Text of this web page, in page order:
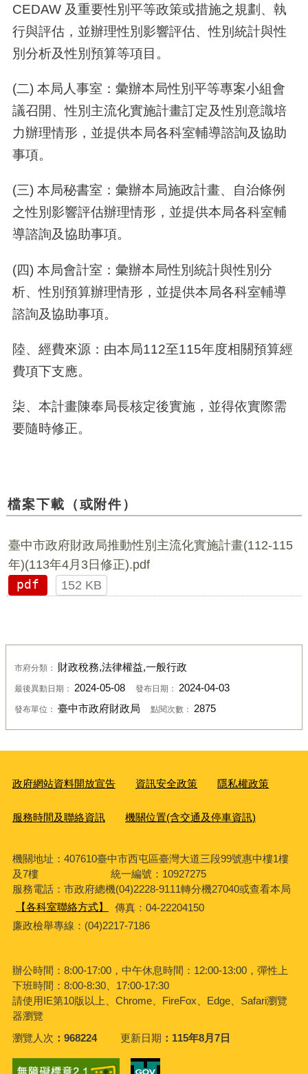
CEDAW 及重要性別平等政策或措施之規劃、執
行與評估，並辦理性別影響評估、性別統計與性
別分析及性別預算等項目。
(二) 本局人事室：彙辦本局性別平等專案小組會
議召開、性別主流化實施計畫訂定及性別意識培
力辦理情形，並提供本局各科室輔導諮詢及協助
事項。
(三) 本局秘書室：彙辦本局施政計畫、自治條例
之性別影響評估辦理情形，並提供本局各科室輔
導諮詢及協助事項。
(四) 本局會計室：彙辦本局性別統計與性別分
析、性別預算辦理情形，並提供本局各科室輔導
諮詢及協助事項。
陸、經費來源：由本局112至115年度相關預算經
費項下支應。
柒、本計畫陳奉局長核定後實施，並得依實際需
要隨時修正。
檔案下載（或附件）
臺中市政府財政局推動性別主流化實施計畫(112-115
年)(113年4月3日修正).pdf
pdf
152 KB
市府分類： 財政稅務,法律權益,一般行政
最後異動日期： 2024-05-08 發布日期： 2024-04-03
發布單位： 臺中市政府財政局 點閱次數： 2875
政府網站資料開放宣告 資訊安全政策 隱私權政策
服務時間及聯絡資訊 機關位置(含交通及停車資訊)
機關地址：407610臺中市西屯區臺灣大道三段99號惠中樓1樓
及7樓 統一編號：10927275
服務電話：市政府總機(04)2228-9111轉分機27040或查看本局
【各科室聯絡方式】
傳真：04-22204150
廉政檢舉專線：(04)2217-7186
辦公時間：8:00-17:00，中午休息時間：12:00-13:00，彈性上
下班時間：8:00-8:30、17:00-17:30
請使用IE第10版以上、Chrome、FireFox、Edge、Safari瀏覽
器瀏覽
瀏覽人次
968224 更新日期 115年8月7日